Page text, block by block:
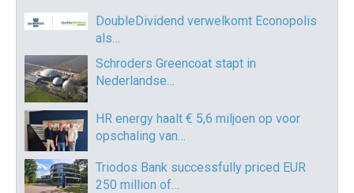
DoubleDividend verwelkomt Econopolis
als…
Schroders Greencoat stapt in
Nederlandse…
HR energy haalt € 5,6 miljoen op voor
opschaling van…
Triodos Bank successfully priced EUR
250 million of…